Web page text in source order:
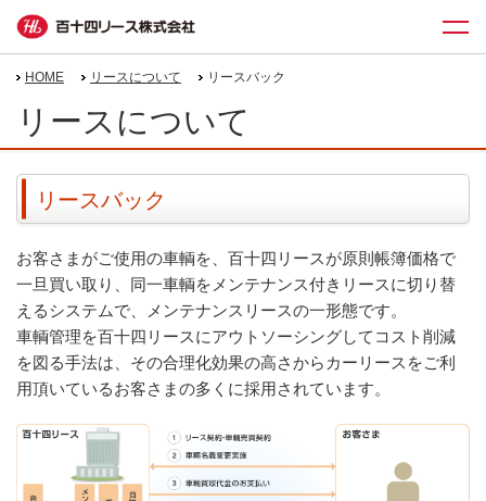
HOME リースについて リースバック
リースについて
リースバック
お客さまがご使用の車輌を、百十四リースが原則帳簿価格で
一旦買い取り、同一車輌をメンテナンス付きリースに切り替
えるシステムで、メンテナンスリースの一形態です。
車輌管理を百十四リースにアウトソーシングしてコスト削減
を図る手法は、その合理化効果の高さからカーリースをご利
用頂いているお客さまの多くに採用されています。